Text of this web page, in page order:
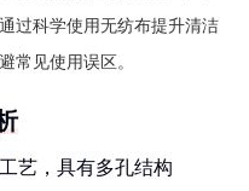
过科学使用无纺布提升清洁
常见使用误区。
艺，具有多孔结构